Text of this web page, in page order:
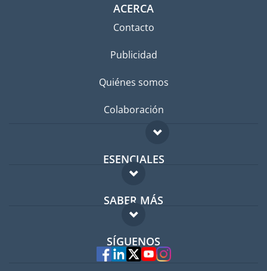
ACERCA
Contacto
Publicidad
Quiénes somos
Colaboración
ESENCIALES
Foro para expatriados
Guía para expatriados
Trabajos en el extranjero
SABER MÁS
FAQ
Expertos
SÍGUENOS